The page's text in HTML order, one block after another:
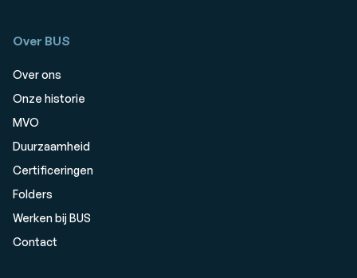
Over BUS
Over ons
Onze historie
MVO
Duurzaamheid
Certificeringen
Folders
Werken bij BUS
Contact